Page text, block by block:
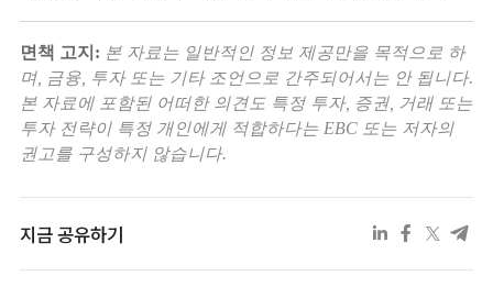
면책 고지: 본 자료는 일반적인 정보 제공만을 목적으로 하
며, 금융, 투자 또는 기타 조언으로 간주되어서는 안 됩니다.
본 자료에 포함된 어떠한 의견도 특정 투자, 증권, 거래 또는
투자 전략이 특정 개인에게 적합하다는 EBC 또는 저자의
권고를 구성하지 않습니다.
지금 공유하기